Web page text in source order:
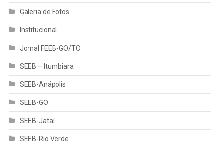
Galeria de Fotos
Institucional
Jornal FEEB-GO/TO
SEEB – Itumbiara
SEEB-Anápolis
SEEB-GO
SEEB-Jataí
SEEB-Rio Verde